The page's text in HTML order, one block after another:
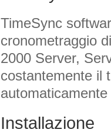
TimeSync
cronometraggio
2000 Server,
costantemente il
Installazione